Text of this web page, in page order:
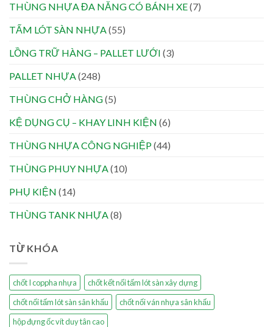
THÙNG NHỰA ĐA NĂNG CÓ BÁNH XE(7)
TẤM LÓT SÀN NHỰA(55)
LỒNG TRỮ HÀNG – PALLET LƯỚI (3)
PALLET NHỰA(248)
THÙNG CHỞ HÀNG(5)
KỆ DỤNG CỤ – KHAY LINH KIỆN (6)
THÙNG NHỰA CÔNG NGHIỆP(44)
THÙNG PHUY NHỰA(10)
PHỤ KIỆN (14)
THÙNG TANK NHỰA(8)
TỪ KHÓA
chốt I coppha nhựa
chốt kết nối tấm lót sàn xây dựng
chốt nối tấm lót sàn sân khấu
chốt nối ván nhựa sân khấu
hộp đựng ốc vít duy tân cao